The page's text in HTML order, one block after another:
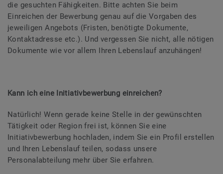
die gesuchten Fähigkeiten. Bitte achten Sie beim
Einreichen der Bewerbung genau auf die Vorgaben des
jeweiligen Angebots (Fristen, benötigte Dokumente,
Kontaktadresse etc.). Und vergessen Sie nicht, alle nötigen
Dokumente wie vor allem Ihren Lebenslauf anzuhängen!
Kann ich eine Initiativbewerbung einreichen?
Natürlich! Wenn gerade keine Stelle in der gewünschten
Tätigkeit oder Region frei ist, können Sie eine
Initiativbewerbung hochladen, indem Sie ein Profil erstellen
und Ihren Lebenslauf teilen, sodass unsere
Personalabteilung mehr über Sie erfahren.